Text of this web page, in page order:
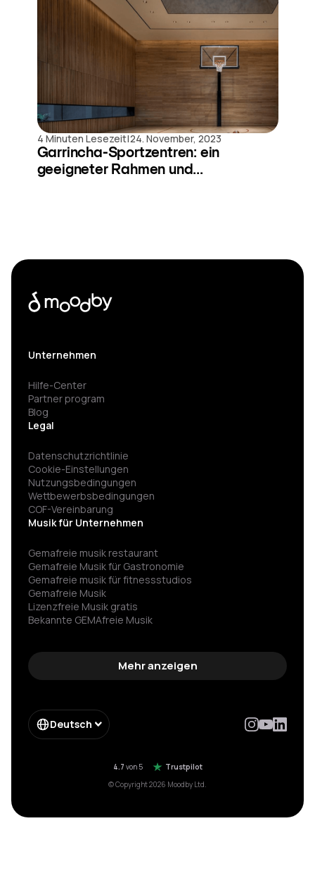
4 Minuten Lesezeit|24. November, 2023
Garrincha-Sportzentren: ein
geeigneter Rahmen und...
Unternehmen
Hilfe-Center
Partner program
Blog
Legal
Datenschutzrichtlinie
Cookie-Einstellungen
Nutzungsbedingungen
Wettbewerbsbedingungen
COF-Vereinbarung
Musik für Unternehmen
Gemafreie musik restaurant
Gemafreie Musik für Gastronomie
Gemafreie musik für fitness­studios
Gemafreie Musik
Lizenzfreie Musik gratis
Bekannte GEMAfreie Musik
Gemafreie wartemusik
Hintergrundmusik für werbung
Enterprise
Form Enterprise
Moebelkette gema einsparung
Mehr anzeigen
Deutsch
4.7 von 5
Trustpilot
© Copyright 2026 Moodby Ltd.